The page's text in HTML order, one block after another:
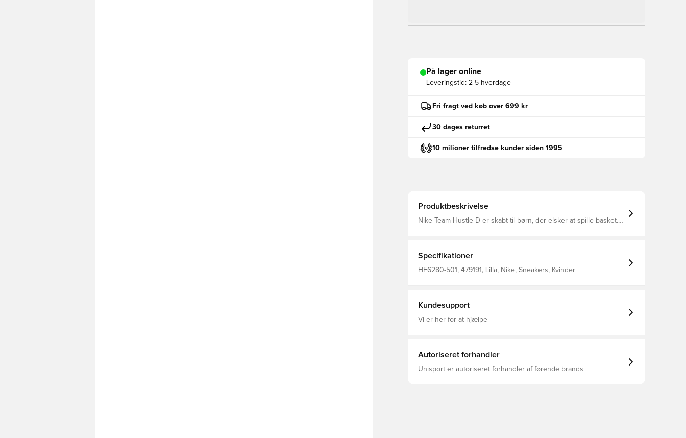
På lager online
Leveringstid: 2-5 hverdage
Fri fragt ved køb over 699 kr
30 dages returret
10 milioner tilfredse kunder siden 1995
Produktbeskrivelse
Nike Team Hustle D er skabt til børn, der elsker at spille basket.
det greb, de har brug for til spille med selvtillid på baner udenfor.
Specifikationer
HF6280-501, 479191, Lilla, Nike, Sneakers, Kvinder
Kundesupport
Vi er her for at hjælpe
Autoriseret forhandler
Unisport er autoriseret forhandler af førende brands